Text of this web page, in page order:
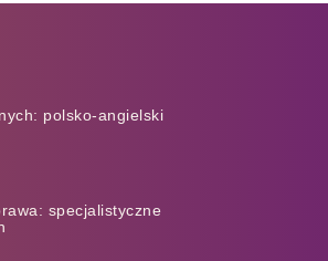
polsko-angielski
specjalistyczne